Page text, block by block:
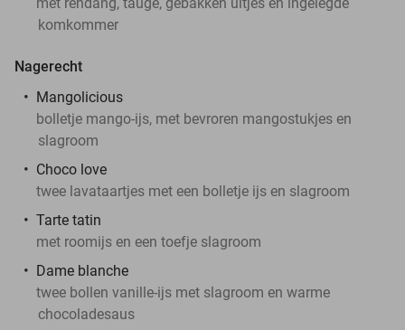
komkommer
Nagerecht
Mangolicious
bolletje mango-ijs, met bevroren mangostukjes en
slagroom
Choco love
twee lavataartjes met een bolletje ijs en slagroom
Tarte tatin
met roomijs en een toefje slagroom
Dame blanche
twee bollen vanille-ijs met slagroom en warme
chocoladesaus